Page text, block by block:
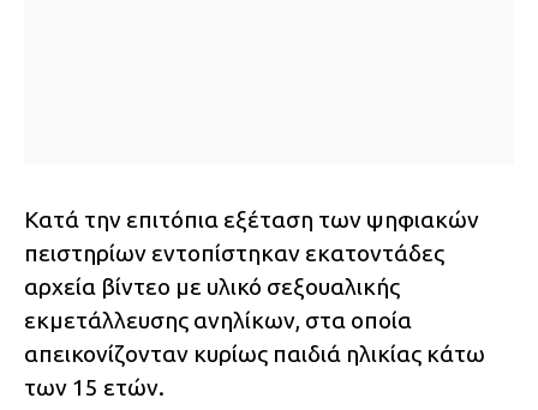
Κατά την επιτόπια εξέταση των ψηφιακών
πειστηρίων εντοπίστηκαν εκατοντάδες
αρχεία βίντεο με υλικό σεξουαλικής
εκμετάλλευσης ανηλίκων, στα οποία
απεικονίζονταν κυρίως παιδιά ηλικίας κάτω
των 15 ετών.